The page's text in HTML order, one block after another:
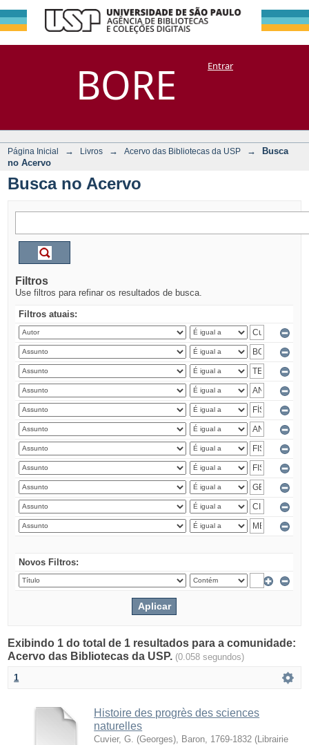
BORE
Busca no Acervo
DSpace/Manakin + CoriscoEntrar
Página Inicial → Livros → Acervo das Bibliotecas da USP →
Busca
no Acervo
Busca no Acervo
Filtros
Use filtros para refinar os resultados de busca.
Filtros atuais:
Novos Filtros:
Exibindo 1 do total de 1 resultados para a comunidade:
Acervo das Bibliotecas da USP. (0.058 segundos)
1
Histoire des progrès des sciences
naturelles
Cuvier, G. (Georges), Baron, 1769-1832 ( Librairie